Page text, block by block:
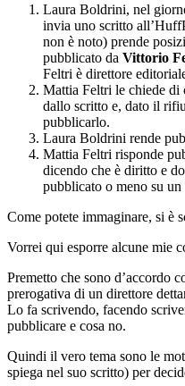
Laura Boldrini, nel
invia uno scritto
non è noto) prende
pubblicato da Vittorio
Feltri è direttore
Mattia Feltri le chiede di
dallo scritto e, dato il
pubblicarlo.
Laura Boldrini rende
Mattia Feltri risponde
dicendo che è diritto e
pubblicato o meno su un
Come potete immaginare, si è
Vorrei qui esporre alcune mie
Premetto che sono d’accordo
prerogativa di un direttore
Lo fa scrivendo, facendo
pubblicare e cosa no.
Quindi il vero tema sono le
spiega nel suo scritto) per